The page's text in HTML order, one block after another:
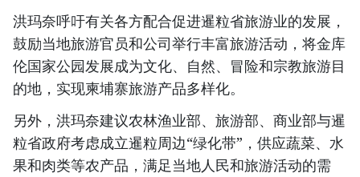
洪玛奈呼吁有关各方配合促进暹粒省旅游业的发展，
鼓励当地旅游官员和公司举行丰富旅游活动，将金库
伦国家公园发展成为文化、自然、冒险和宗教旅游目
的地，实现柬埔寨旅游产品多样化。
另外，洪玛奈建议农林渔业部、旅游部、商业部与暹
粒省政府考虑成立暹粒周边“绿化带”，供应蔬菜、水
果和肉类等农产品，满足当地人民和旅游活动的需